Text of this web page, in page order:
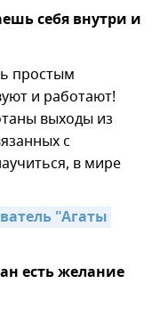
себя внутри и
простым
и работают!
выходы из
с
в мире
"Агаты
есть желание